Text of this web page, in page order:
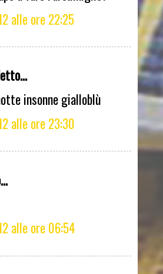
alle ore 22:25
insonne gialloblù
alle ore 23:30
alle ore 06:54